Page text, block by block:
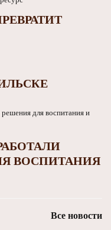
ВОСПИТАНИЯ
Все новости